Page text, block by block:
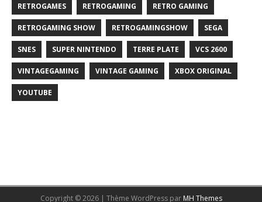
RETROGAMES RETROGAMING RETRO GAMING
RETROGAMING SHOW RETROGAMINGSHOW SEGA
SNES SUPER NINTENDO TERRE PLATE VCS 2600
VINTAGEGAMING VINTAGE GAMING XBOX ORIGINAL
YOUTUBE
Copyright © 2026 | Thème WordPress par MH Themes